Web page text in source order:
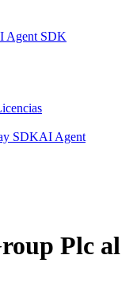
Agent SDK
SDKAI Agent
Plc al